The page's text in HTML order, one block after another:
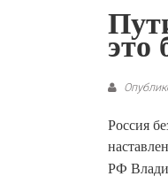
это
Россия
РФ